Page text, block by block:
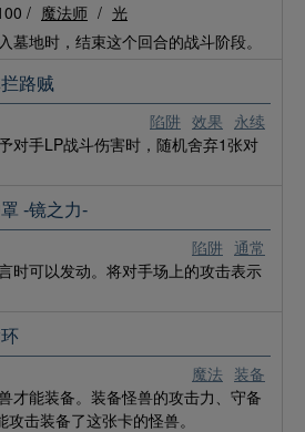
/ 魔法师 / 光
墓地时，结束这个回合的战斗阶段。
陷阱 效果 永续
路贼
对手LP战斗伤害时，随机舍弃1张对
陷阱 通常
-镜之力-
时可以发动。将对手场上的攻击表示
魔法 装备
才能装备。装备怪兽的攻击力、守备
击装备了这张卡的怪兽。